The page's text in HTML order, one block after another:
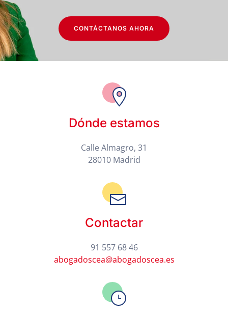
CONTÁCTANOS AHORA
Dónde estamos
Calle Almagro, 31
28010 Madrid
Contactar
91 557 68 46
abogadoscea@abogadoscea.es